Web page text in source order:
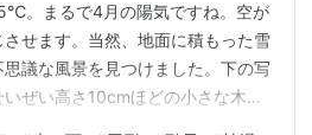
。まるで4月の陽気ですね。空が
せます。当然、地面に積もった雪
議な風景を見つけました。下の写
ぜい高さ10cmほどの小さな木が